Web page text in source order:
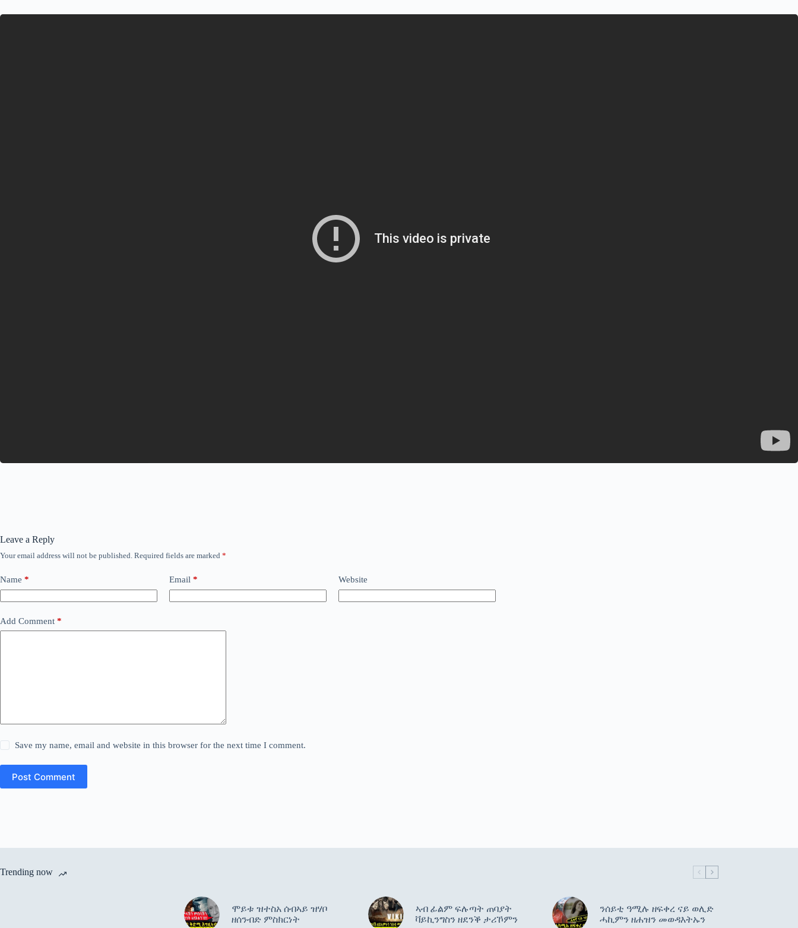
Leave a Reply
Your email address will not be published. Required fields are marked *
Name * Email * Website
Add Comment *
Save my name, email and website in this browser for the next time I comment.
Post Comment
Trending now
ሞይቱ ዝተስአ ሰብኣይ ዝሃቦ
ዘሰንብድ ምስክርነት
ኣብ ፊልም ፍሉጣት ጠባያት
ቫይኪንግስን ዘደንቕ ታሪኾምን
ንሰይቲ ዓሚሉ ዘፍቀረ ናይ ወሊድ
ሓኪምን ዘሐዝን መወዳእትኡን